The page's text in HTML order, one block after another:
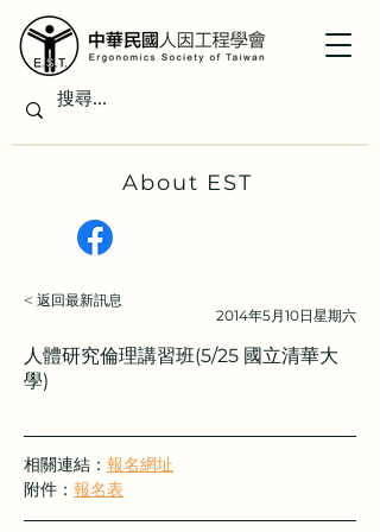
About EST
< 返回最新訊息
2014年5月10日星期六
人體研究倫理講習班(5/25 國立清華大
學)
相關連結： 報名網址
附件： 報名表